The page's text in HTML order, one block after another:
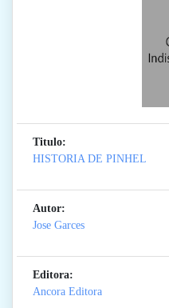
Titulo:
HISTORIA DE PINHEL
Autor:
Jose Garces
Editora:
Ancora Editora